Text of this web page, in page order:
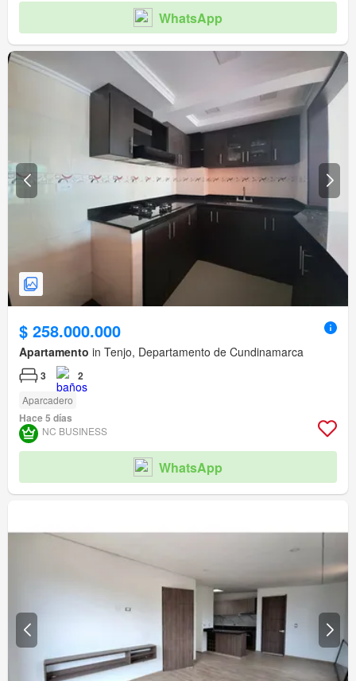
WhatsApp
$ 258.000.000
Apartamento in Tenjo, Departamento de Cundinamarca
3 2
Aparcadero
Hace 5 días
NC BUSINESS
WhatsApp